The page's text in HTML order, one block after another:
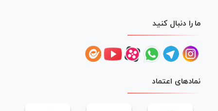
ما را دنبال کنید
نمادهای اعتماد